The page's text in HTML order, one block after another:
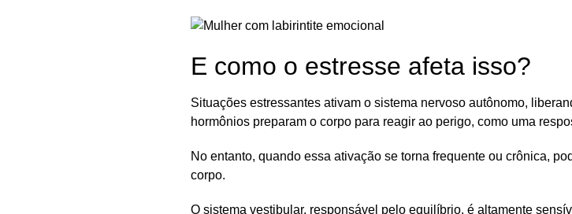
E como o estresse afeta isso?
Situações estressantes ativam o sistema nervoso autônomo,
hormônios preparam o corpo para reagir ao perigo, como uma
No entanto, quando essa ativação se torna frequente ou crônica,
corpo.
O sistema vestibular, responsável pelo equilíbrio, é altamente